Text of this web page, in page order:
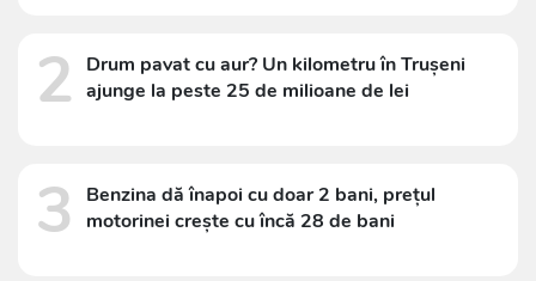
2
Drum pavat cu aur? Un kilometru în Trușeni
ajunge la peste 25 de milioane de lei
3
Benzina dă înapoi cu doar 2 bani, prețul
motorinei crește cu încă 28 de bani